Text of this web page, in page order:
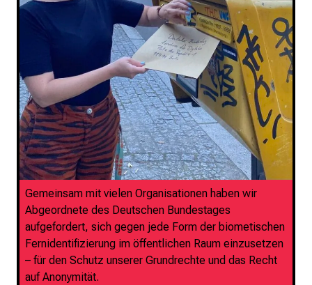
Gemeinsam mit vielen Organisationen haben wir
Abgeordnete des Deutschen Bundestages
aufgefordert, sich gegen jede Form der biometischen
Fernidentifizierung im öffentlichen Raum einzusetzen
– für den Schutz unserer Grundrechte und das Recht
auf Anonymität.